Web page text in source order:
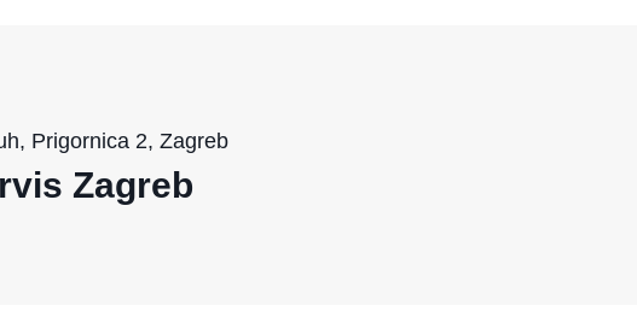
Prigornica 2, Zagreb
Zagreb